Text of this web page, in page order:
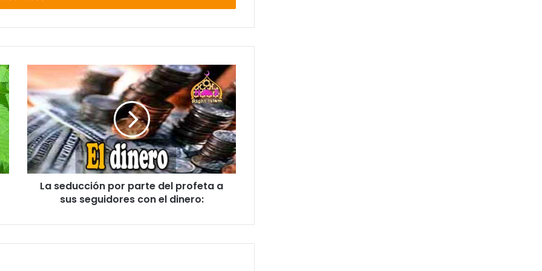
La seducción por parte del profeta a
sus seguidores con el dinero: